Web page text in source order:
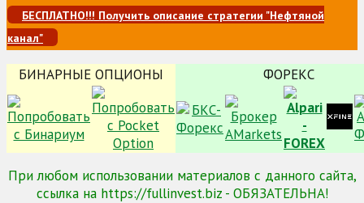
БЕСПЛАТНО!!! Получить описание стратегии "Нефтяной
канал"
БИНАРНЫЕ ОПЦИОНЫ ФОРЕКС
При любом использовании материалов с данного сайта,
ссылка на https://fullinvest.biz - ОБЯЗАТЕЛЬНА!